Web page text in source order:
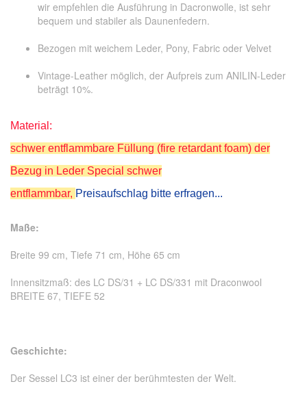
wir empfehlen die Ausführung in Dacronwolle, ist sehr
bequem und stabiler als Daunenfedern.
Bezogen mit weichem Leder, Pony, Fabric oder Velvet
Vintage-Leather möglich, der Aufpreis zum ANILIN-Leder
beträgt 10%.
Material:
schwer entflammbare Füllung (fire retardant foam) der
Bezug in Leder Special schwer
entflammbar, Preisaufschlag bitte erfragen...
Maße:
Breite 99 cm, Tiefe 71 cm, Höhe 65 cm
Innensitzmaß: des LC DS/31 + LC DS/331 mit Draconwool
BREITE 67, TIEFE 52
Geschichte:
Der Sessel LC3 ist einer der berühmtesten der Welt.